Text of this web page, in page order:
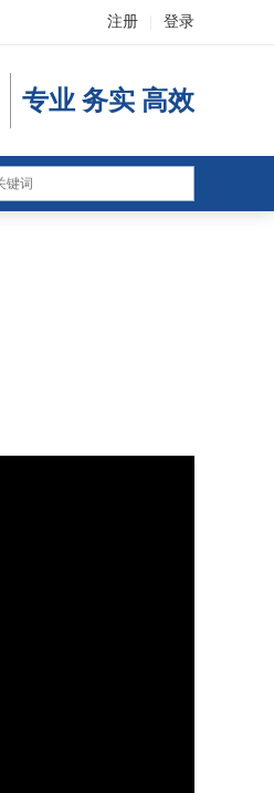
注册 登录
专业 务实 高效